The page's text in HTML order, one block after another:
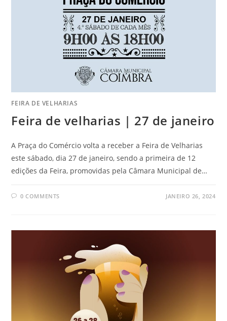
FEIRA DE VELHARIAS
Feira de velharias | 27 de janeiro
A Praça do Comércio volta a receber a Feira de Velharias
este sábado, dia 27 de janeiro, sendo a primeira de 12
edições da Feira, promovidas pela Câmara Municipal de…
0 COMMENTS JANEIRO 26, 2024